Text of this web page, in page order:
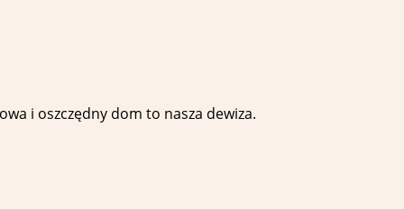
i oszczędny dom to nasza dewiza.